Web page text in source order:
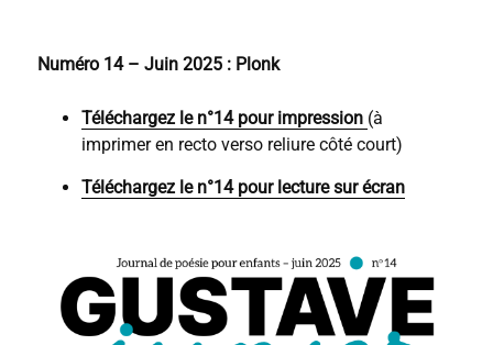
Numéro 14 – Juin 2025 : Plonk
Téléchargez le n°14 pour impression (à
imprimer en recto verso reliure côté court)
Téléchargez le n°14 pour lecture sur écran